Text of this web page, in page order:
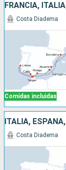
Comidas incluidas
Costa Diadema
Costa Diadema